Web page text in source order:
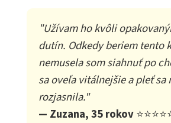
"Užívam ho kvôli
dutín. Odkedy beriem tento
nemusela som siahnuť po
sa oveľa vitálnejšie a pleť sa
rozjasnila."
— Zuzana, 35 rokov